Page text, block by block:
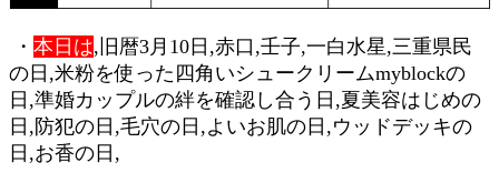
・ 本日は,旧暦3月10日,赤口,壬子,一白水星,三重県民
の日,米粉を使った四角いシュークリームmyblockの
日,準婚カップルの絆を確認し合う日,夏美容はじめの
日,防犯の日,毛穴の日,よいお肌の日,ウッドデッキの
日,お香の日,